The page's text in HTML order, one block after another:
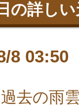
の詳し
8 03:50
過去の雨